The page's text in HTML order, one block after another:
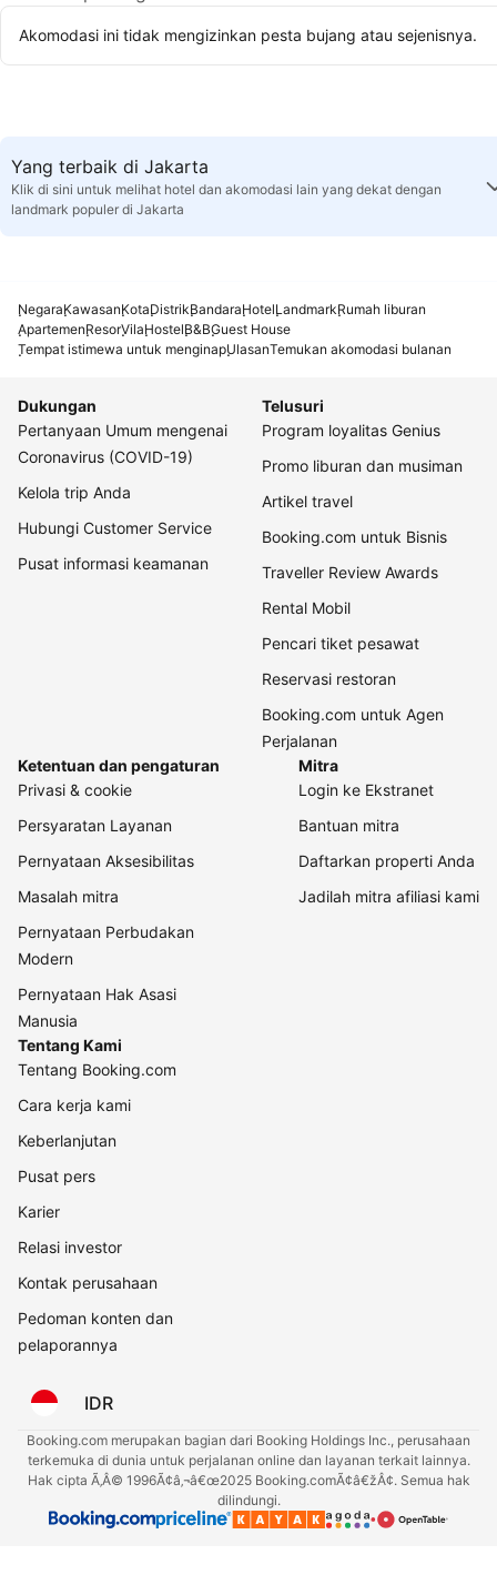
Akomodasi ini tidak mengizinkan pesta bujang atau sejenisnya.
Yang terbaik di Jakarta
Klik di sini untuk melihat hotel dan akomodasi lain yang dekat dengan
landmark populer di Jakarta
NegaraKawasanKotaDistrikBandaraHotelLandmarkRumah liburan
ApartemenResorVilaHostelB&BGuest House
Tempat istimewa untuk menginapUlasanTemukan akomodasi bulanan
Dukungan
Pertanyaan Umum mengenai
Coronavirus (COVID-19)
Kelola trip Anda
Hubungi Customer Service
Pusat informasi keamanan
Telusuri
Program loyalitas Genius
Promo liburan dan musiman
Artikel travel
Booking.com untuk Bisnis
Traveller Review Awards
Rental Mobil
Pencari tiket pesawat
Reservasi restoran
Booking.com untuk Agen
Perjalanan
Ketentuan dan pengaturan
Privasi & cookie
Persyaratan Layanan
Pernyataan Aksesibilitas
Masalah mitra
Pernyataan Perbudakan
Modern
Pernyataan Hak Asasi
Manusia
Mitra
Login ke Ekstranet
Bantuan mitra
Daftarkan properti Anda
Jadilah mitra afiliasi kami
Tentang Kami
Tentang Booking.com
Cara kerja kami
Keberlanjutan
Pusat pers
Karier
Relasi investor
Kontak perusahaan
Pedoman konten dan
pelaporannya
IDR
Booking.com merupakan bagian dari Booking Holdings Inc., perusahaan
terkemuka di dunia untuk perjalanan online dan layanan terkait lainnya.
Hak cipta Ã‚Â© 1996Ã¢â‚¬â€œ2025 Booking.comÃ¢â€žÂ¢. Semua hak
dilindungi.